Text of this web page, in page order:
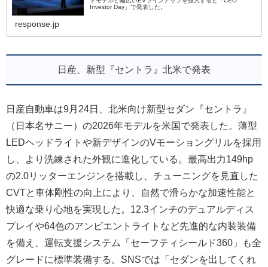
Investor Day」で発表した。
response.jp
日産、新型『セントラ』北米で発表
日産自動車は9月24日、北米向け新型セダン『セントラ』
（日本名サニー）の2026年モデルを米国で発表した。薄型
LEDヘッドライトや新デザインのVモーショングリルを採用
し、より洗練された外観に進化している。最高出力149hp
の2.0リッターエンジンを搭載し、チューニングを見直した
CVTと車体剛性の向上により、自然で滑らかな加速性能と
快適な乗り心地を実現した。12.3インチのデュアルディス
プレイや64色のアンビエントライトなど先進的な内装装備
を備え、運転支援システム「セーフティシールド360」も全
グレードに標準装備する。SNSでは「セダンを出してくれ